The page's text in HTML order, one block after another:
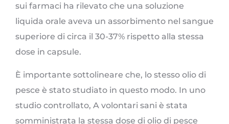
sui farmaci ha rilevato che una soluzione
liquida orale aveva un assorbimento nel sangue
superiore di circa il 30-37% rispetto alla stessa
dose in capsule.
È importante sottolineare che, lo stesso olio di
pesce è stato studiato in questo modo. In uno
studio controllato, A volontari sani è stata
somministrata la stessa dose di olio di pesce